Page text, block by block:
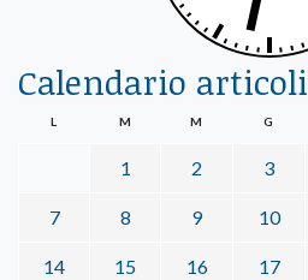
Calendario articoli
L M M G
1 2 3
7 8 9 10
14 15 16 17